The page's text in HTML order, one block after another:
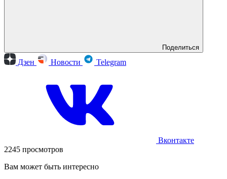
Поделиться
Дзен Новости Telegram
Вконтакте
2245 просмотров
Вам может быть интересно